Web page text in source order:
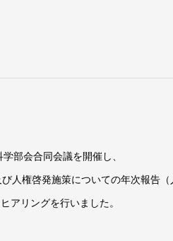
部会合同会議を開催し、
び人権啓発施策についての年次報告
アリングを行いました。